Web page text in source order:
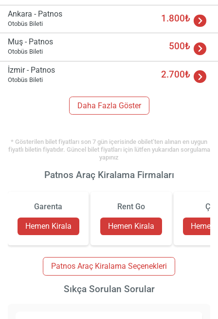
Ankara - Patnos
Otobüs Bileti 1.800₺
Muş - Patnos
Otobüs Bileti 500₺
İzmir - Patnos
Otobüs Bileti 2.700₺
Daha Fazla Göster
* Gösterilen bilet fiyatları son 7 gün içerisinde obilet’ten alınan en uygun
fiyatlı biletin fiyatıdır. Güncel bilet fiyatları için lütfen yukarıdan sorgulama
yapınız
Patnos Araç Kiralama Firmaları
Garenta
Hemen Kirala
Rent Go
Hemen Kirala Hemen
Patnos Araç Kiralama Seçenekleri
Sıkça Sorulan Sorular